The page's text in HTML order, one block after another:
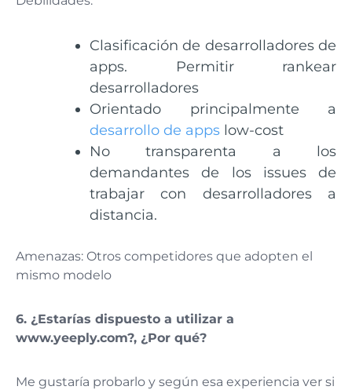
Clasificación de desarrolladores de
apps. Permitir rankear
desarrolladores
Orientado principalmente a
desarrollo de apps low-cost
No transparenta a los
demandantes de los issues de
trabajar con desarrolladores a
distancia.
Amenazas: Otros competidores que adopten el
mismo modelo
6. ¿Estarías dispuesto a utilizar a
www.yeeply.com?, ¿Por qué?
Me gustaría probarlo y según esa experiencia ver si